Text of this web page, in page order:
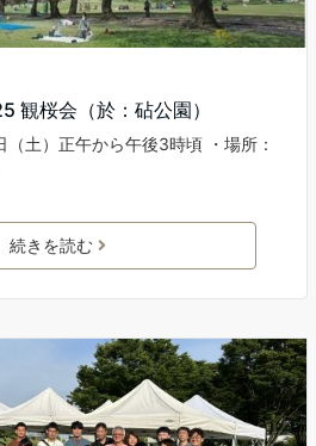
観桜会（於：砧公園）
土）正午から午後3時頃 ・場所：
続きを読む